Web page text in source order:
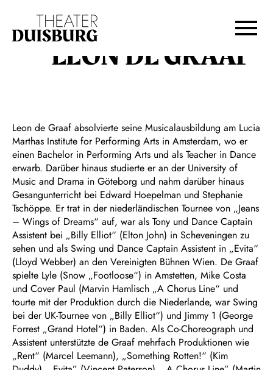
Zur Hauptnavigation springen
Zum Footer springenLEON DE GRAAF
Leon de Graaf absolvierte seine Musicalausbildung am Lucia
Marthas Institute for Performing Arts in Amsterdam, wo er
einen Bachelor in Performing Arts und als Teacher in Dance
erwarb. Darüber hinaus studierte er an der University of
Music and Drama in Göteborg und nahm darüber hinaus
Gesangunterricht bei Edward Hoepelman und Stephanie
Tschöppe. Er trat in der niederländischen Tournee von „Jeans
– Wings of Dreams“ auf, war als Tony und Dance Captain
Assistent bei „Billy Elliot“ (Elton John) in Scheveningen zu
sehen und als Swing und Dance Captain Assistent in „Evita“
(Lloyd Webber) an den Vereinigten Bühnen Wien. De Graaf
spielte Lyle (Snow „Footloose“) in Amstetten, Mike Costa
und Cover Paul (Marvin Hamlisch „A Chorus Line“ und
tourte mit der Produktion durch die Niederlande, war Swing
bei der UK-Tournee von „Billy Elliot“) und Jimmy 1 (George
Forrest „Grand Hotel“) in Baden. Als Co-Choreograph und
Assistent unterstützte de Graaf mehrfach Produktionen wie
„Rent“ (Marcel Leemann), „Something Rotten!“ (Kim